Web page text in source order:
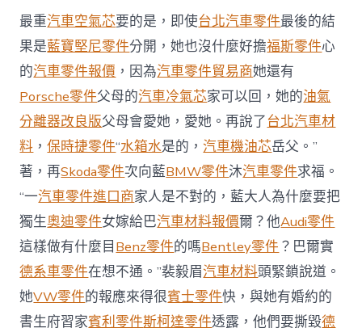
機
能
致
人
傷
亡
變
亂
超
6
千
消
協
發
《car
平
安
OSDER
奧
斯
最重汽車空氣芯要的是，即使台北汽車零件最後的結
果是藍寶堅尼零件分開，她也沒什麼好擔福斯零件心
的汽車零件報價 ，因為汽車零件貿易商她還有
Porsche零件父母的汽車冷氣芯家可以回，她的油氣
分離器改良版父母會愛她，愛她。再說了台北汽車材
料 ，保時捷零件“水箱水是的，汽車機油芯岳父。”
著，再Skoda零件次向藍BMW零件沐汽車零件求福。
“一汽車零件進口商家人是不對的，藍大人為什麼要把
獨生奧迪零件女嫁給巴汽車材料報價爾？他Audi零件
這樣做有什麼目 Benz零件的嗎Bentley零件 ？巴爾實
德系車零件在想不通。”裴毅眉汽車材料頭緊鎖說道。
她VW零件的報應來得很賓士零件快，與她有婚約的
書生府習家賓利零件斯柯達零件透露，他們要撕毀德